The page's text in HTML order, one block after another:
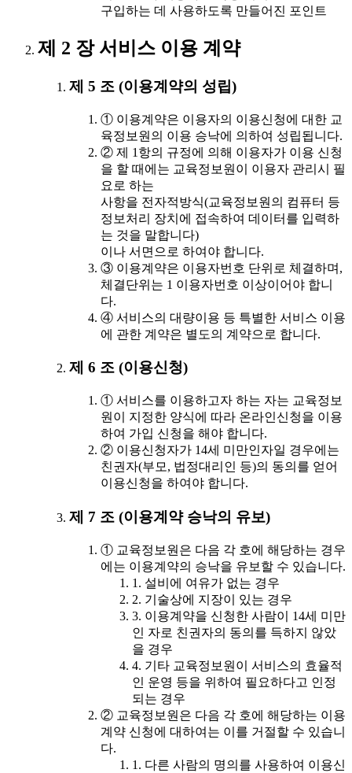
구입하는 데 사용하도록 만들어진 포인트
제 2 장 서비스 이용 계약
제 5 조 (이용계약의 성립)
① 이용계약은 이용자의 이용신청에 대한 교
육정보원의 이용 승낙에 의하여 성립됩니다.
② 제 1항의 규정에 의해 이용자가 이용 신청
을 할 때에는 교육정보원이 이용자 관리시 필
요로 하는
사항을 전자적방식(교육정보원의 컴퓨터 등
정보처리 장치에 접속하여 데이터를 입력하
는 것을 말합니다)
이나 서면으로 하여야 합니다.
③ 이용계약은 이용자번호 단위로 체결하며,
체결단위는 1 이용자번호 이상이어야 합니
다.
④ 서비스의 대량이용 등 특별한 서비스 이용
에 관한 계약은 별도의 계약으로 합니다.
제 6 조 (이용신청)
① 서비스를 이용하고자 하는 자는 교육정보
원이 지정한 양식에 따라 온라인신청을 이용
하여 가입 신청을 해야 합니다.
② 이용신청자가 14세 미만인자일 경우에는
친권자(부모, 법정대리인 등)의 동의를 얻어
이용신청을 하여야 합니다.
제 7 조 (이용계약 승낙의 유보)
① 교육정보원은 다음 각 호에 해당하는 경우
에는 이용계약의 승낙을 유보할 수 있습니다.
1. 설비에 여유가 없는 경우
2. 기술상에 지장이 있는 경우
3. 이용계약을 신청한 사람이 14세 미만
인 자로 친권자의 동의를 득하지 않았
을 경우
4. 기타 교육정보원이 서비스의 효율적
인 운영 등을 위하여 필요하다고 인정
되는 경우
② 교육정보원은 다음 각 호에 해당하는 이용
계약 신청에 대하여는 이를 거절할 수 있습니
다.
1. 다른 사람의 명의를 사용하여 이용신